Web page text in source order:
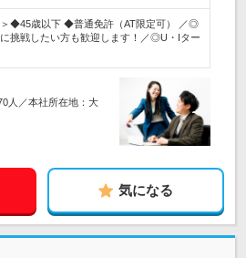
＞◆45歳以下 ◆普通免許（AT限定可） ／◎
挑戦したい方も歓迎します！／◎U・Iター
人／本社所在地：大
気になる